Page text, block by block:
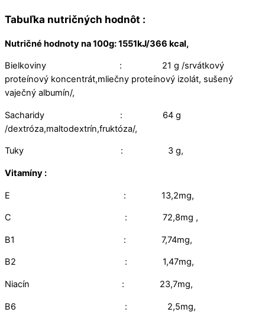
Tabuľka nutričných hodnôt :
Nutričné hodnoty na 100g: 1551kJ/366 kcal,
Bielkoviny : 21 g /srvátkový
proteínový koncentrát,mliečny proteínový izolát, sušený
vaječný albumín/,
Sacharidy : 64 g
/dextróza,maltodextrín,fruktóza/,
Tuky : 3 g,
Vitamíny :
E : 13,2mg,
C : 72,8mg ,
B1 : 7,74mg,
B2 : 1,47mg,
Niacín : 23,7mg,
B6 : 2,5mg,